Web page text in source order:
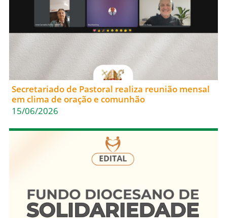
Secretariado de Pastoral realiza reunião mensal
em clima de oração e comunhão
15/06/2026